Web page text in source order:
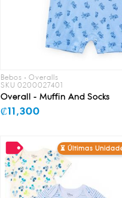
Bebos • Overalls
SKU 0200027401
Overall - Muffin And Socks
₡11,300
⏳ Últimas